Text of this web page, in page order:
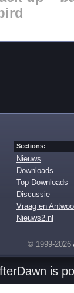
Sections:
Nieuws
Downloads
Top Downloads
Discussie
Vraag en
Nieuws2.nl
© 1999-2026
is